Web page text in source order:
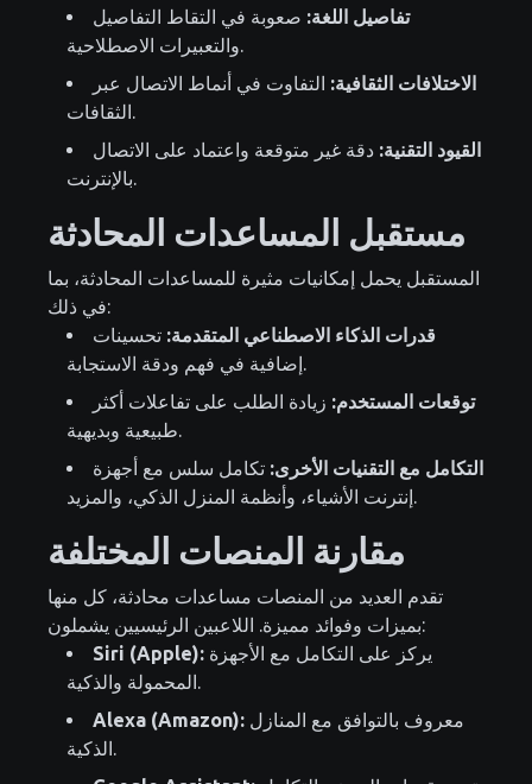
تفاصيل اللغة: صعوبة في التقاط التفاصيل
الاختلافات الثقافية: التفاوت في أنماط الاتصال عبر
القيود التقنية: دقة غير متوقعة واعتماد على الاتصال
مستقبل المساعدات المحادثة
المستقبل يحمل إمكانيات مثيرة للمساعدات المحادثة، بما
في ذلك:
قدرات الذكاء الاصطناعي المتقدمة: تحسينات
توقعات المستخدم: زيادة الطلب على تفاعلات أكثر
التكامل مع التقنيات الأخرى: تكامل سلس مع أجهزة
مقارنة المنصات المختلفة
تقدم العديد من المنصات مساعدات محادثة، كل منها
بميزات وفوائد مميزة. اللاعبين الرئيسيين يشملون:
Siri (Apple):
Alexa (Amazon):